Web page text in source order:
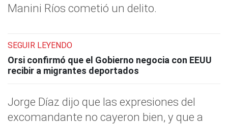
Manini Ríos cometió un delito.
SEGUIR LEYENDO
Orsi confirmó que el Gobierno negocia con EEUU
recibir a migrantes deportados
Jorge Díaz dijo que las expresiones del
excomandante no cayeron bien, y que a